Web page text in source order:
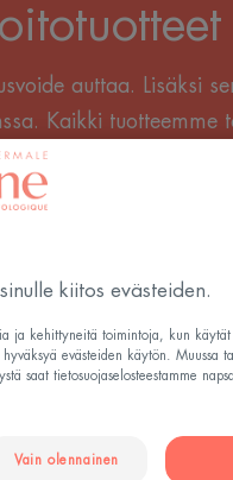
auttaa. Lisäksi
Kaikki tuotteemme
vauvasi ihoa
Tuotetyyppi
kiitos evästeiden.
ja kehittyneitä toimintoja, kun käytät
evästeiden käytön. Muussa
saat tietosuojaselosteestamme
Vain olennainen